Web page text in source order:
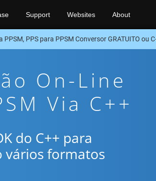
Support Websites About
PPS para PPSM Conversor GRATUITO ou
On-Line
Via C++
do C++ para
vários formatos